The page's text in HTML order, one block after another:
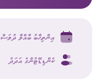
އިންތިޚާބު ބާއްވާ ދުވަސް
ކެންޑިޑޭޓުންގެ އަދަދު